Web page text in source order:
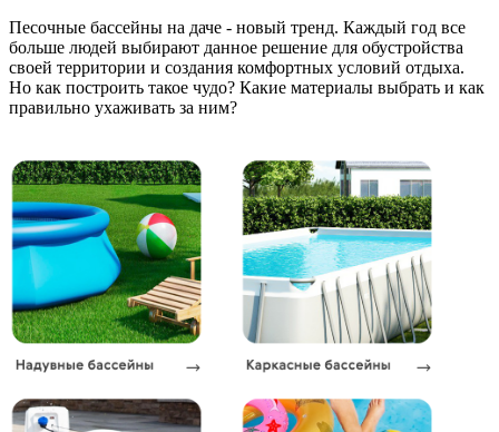
Песочные бассейны на даче - новый тренд. Каждый год все
больше людей выбирают данное решение для обустройства
своей территории и создания комфортных условий отдыха.
Но как построить такое чудо? Какие материалы выбрать и как
правильно ухаживать за ним?